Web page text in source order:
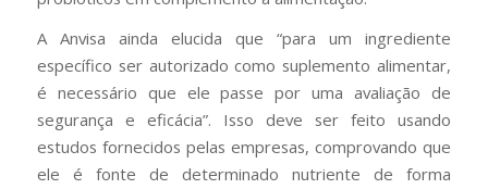
A Anvisa ainda elucida que “para um ingrediente
específico ser autorizado como suplemento alimentar,
é necessário que ele passe por uma avaliação de
segurança e eficácia”. Isso deve ser feito usando
estudos fornecidos pelas empresas, comprovando que
ele é fonte de determinado nutriente de forma